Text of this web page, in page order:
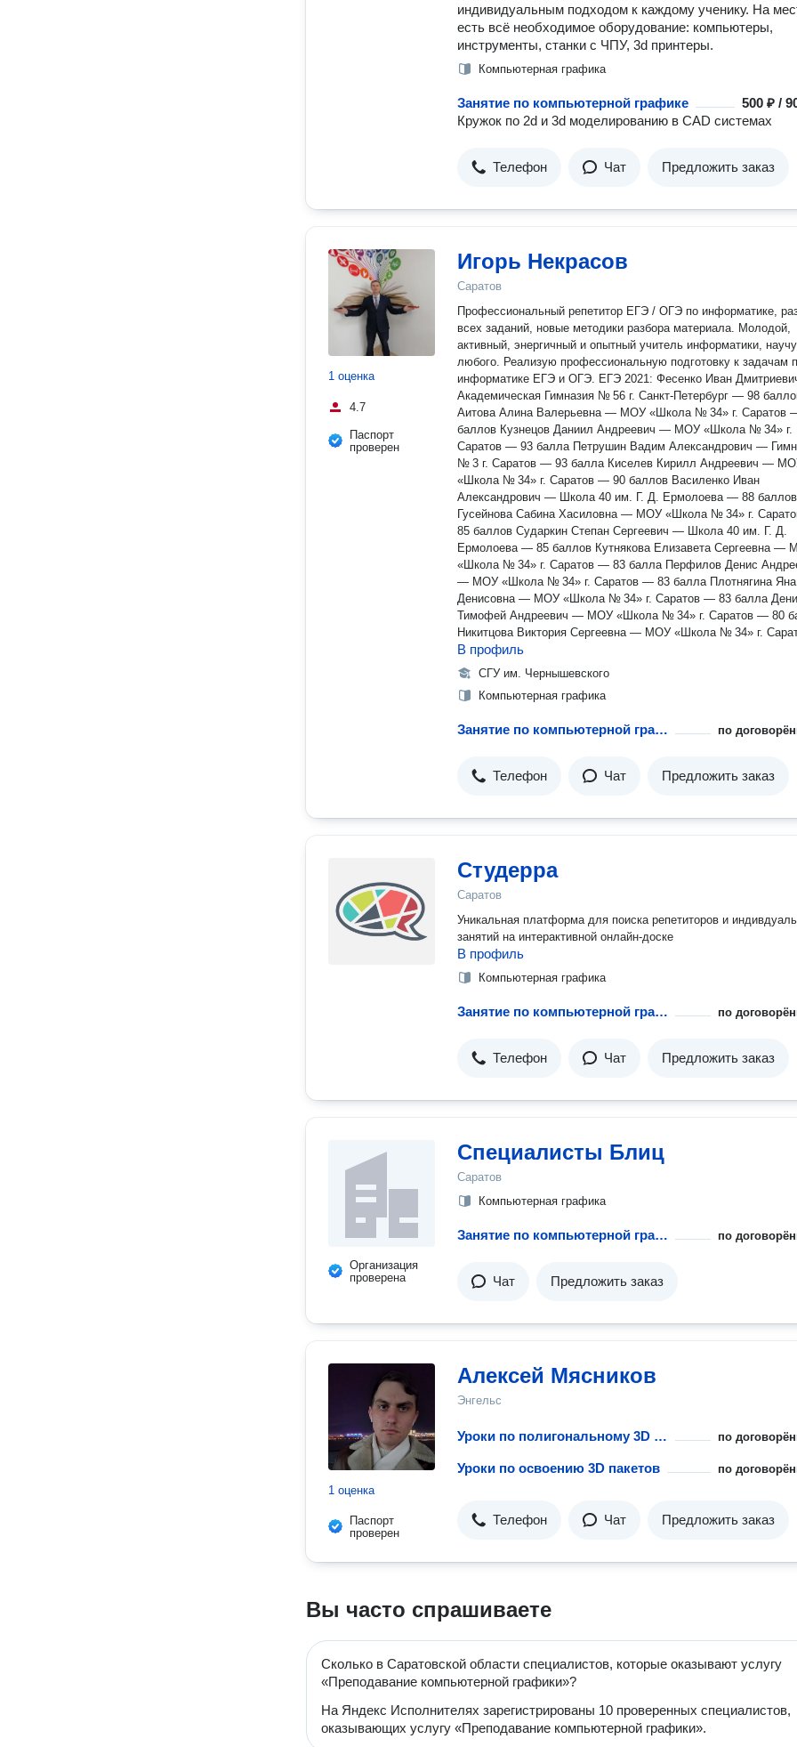
индивидуальным подходом к каждому ученику. На
есть всё необходимое оборудование: компьютеры,
инструменты, станки с ЧПУ, 3d принтеры.
Компьютерная графика
Занятие по компьютерной графике
500 ₽ /
Кружок по 2d и 3d моделированию в CAD системах
Телефон Чат Предложить заказ
1 оценка
4.7
Паспорт
проверен
Игорь Некрасов
Саратов
Профессиональный репетитор ЕГЭ / ОГЭ по информатике, разбор
всех заданий, новые методики разбора материала. Молодой,
активный, энергичный и опытный учитель информатики, научу
любого. Реализую профессиональную подготовку к задачам
информатике ЕГЭ и ОГЭ. ЕГЭ 2021: Фесенко Иван Дмитриевич —
Академическая Гимназия № 56 г. Санкт-Петербург — 98
Аитова Алина Валерьевна — МОУ «Школа № 34» г. Саратов
баллов Кузнецов Даниил Андреевич — МОУ «Школа № 34» г.
Саратов — 93 балла Петрушин Вадим Александрович —
№ 3 г. Саратов — 93 балла Киселев Кирилл Андреевич —
«Школа № 34» г. Саратов — 90 баллов Василенко Иван
Александрович — Школа 40 им. Г. Д. Ермолоева — 88 баллов
Гусейнова Сабина Хасиловна — МОУ «Школа № 34» г.
85 баллов Сударкин Степан Сергеевич — Школа 40 им. Г. Д.
Ермолоева — 85 баллов Кутнякова Елизавета Сергеевна —
«Школа № 34» г. Саратов — 83 балла Перфилов Денис
— МОУ «Школа № 34» г. Саратов — 83 балла Плотнягина Яна
Денисовна — МОУ «Школа № 34» г. Саратов — 83 балла
Тимофей Андреевич — МОУ «Школа № 34» г. Саратов — 80
Никитцова Виктория Сергеевна — МОУ «Школа № 34» г.
80 баллов Подгорнова Зоя Георгиевна — ГБОУ школа № 354
М. Карбышева, г. Москва — 80 баллов Лаптев Владимир
Витальевич — ФТЛ г. Саратова — 80 баллов Моисеенко Сергей
Владимирович — МОУ «Школа № 34» г. Саратов — 78 баллов
Салямов Карим Юнесович — Национальная (татарская)
В профиль
СГУ им. Чернышевского
Компьютерная графика
Занятие по компьютерной графике по
Телефон Чат Предложить заказ
Студерра
Саратов
Уникальная платформа для поиска репетиторов и
занятий на интерактивной онлайн-доске
В профиль
Компьютерная графика
Занятие по компьютерной графике по
Телефон Чат Предложить заказ
Организация
проверена
Специалисты Блиц
Саратов
Компьютерная графика
Занятие по компьютерной графике по
Чат Предложить заказ
1 оценка
Паспорт
проверен
Алексей Мясников
Энгельс
Уроки по полигональному 3D моделированию по
Уроки по освоению 3D пакетов по
Телефон Чат Предложить заказ
Вы часто спрашиваете
Сколько в Саратовской области специалистов, которые оказывают услугу
«Преподавание компьютерной графики»?
На Яндекс Исполнителях зарегистрированы 10 проверенных специалистов,
оказывающих услугу «Преподавание компьютерной графики».